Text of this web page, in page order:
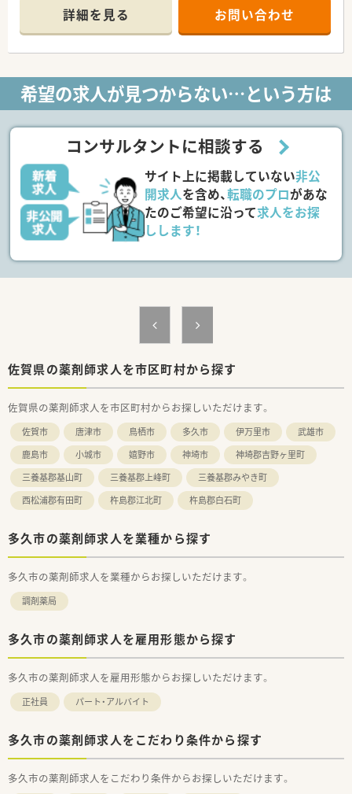
【求人情報について】
■正社員の勤務薬剤師としてお迎えする求人であり、これまでの
ご経験やスキルを最大限に考慮して待遇を決定いたします。
■お若く物腰の柔らかい代表が経営しており、スタッフの働きや
■赴任費用は上限10万円まで支給されるほか、1人暮らしの方を
対象として上限5万円までの家賃補助制度も完備しています。
■現在在宅は行っていませんが、将来的に在宅にも携われる方歓
迎です。
■薬局未経験の方も歓迎です。スキルにあった研修が整ってい
ます。
＜法人情報＞
■佐賀県を中心に、福岡県、熊本県、長崎県、関東エリアに80店舗
以上展開している創業100年を超える老舗企業です。
談」「過誤防止システム全店導入」「ローソンと併設した店舗作
り」等対物から対人業務への移行、また処方箋だけに頼らない薬
局作りを行っております。
■薬局としてだけでなく色んな角度から地域に貢献すべく、福祉
事業や保育園などの事業も行っております。
＜長く働ける環境作り＞
証でかつ継続的な促進をしている「プラチナくるみんマーク」の
認定を受けております。
めヘルプや異動の際も勤務しやすい環境です。
■パートの方も勤務実績に準じて法定通りの有給休暇がござい
＜学べる研修制度＞
■外来がん認定薬剤師や漢方専門薬剤師も在籍しています。
■外来がん認定、糖尿病や在宅をケアする専門薬剤師を育てるプ
ロジェクトを開始し、勉強会や社内研修、学会参加、病院研修な
■オンラインにて朝8:00～8:15から30分実施。家事や通勤中な
ど「ながら研修」で参加が可能です。
■外来がん専門薬剤師2名による薬剤師を鍛える「マッスル研
修」、専属薬剤師による「漢方研修」、各店舗持ち回りで実施する
「専門科目研修」などがあります。
詳細を見る お問い合わせ
希望の求人が見つからない…という方は
コンサルタントに相談する
サイト上に掲載していない非公
開求人を含め、転職のプロがあな
たのご希望に沿って求人をお探
しします！
佐賀県の薬剤師求人を市区町村から探す
佐賀県の薬剤師求人を市区町村からお探しいただけます。
佐賀市 唐津市 鳥栖市 多久市 伊万里市
武雄市
鹿島市
小城市 嬉野市 神埼市
神埼郡吉野ヶ里町
三養基郡基山町
三養基郡上峰町
三養基郡みやき町
西松浦郡有田町
杵島郡江北町 杵島郡白石町
多久市の薬剤師求人を業種から探す
多久市の薬剤師求人を業種からお探しいただけます。
調剤薬局
多久市の薬剤師求人を雇用形態から探す
多久市の薬剤師求人を雇用形態からお探しいただけます。
正社員 パート・アルバイト
多久市の薬剤師求人をこだわり条件から探す
多久市の薬剤師求人をこだわり条件からお探しいただけます。